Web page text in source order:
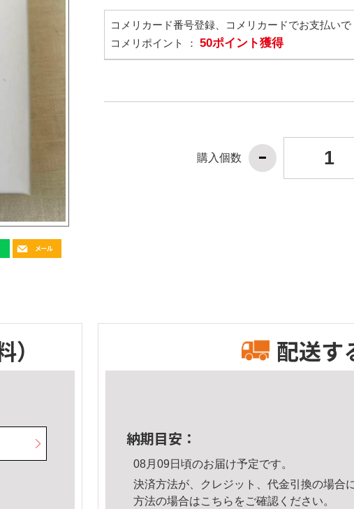
コメリカード番号登録、コメリカードでお支払いで
コメリポイント ： 50ポイント獲得
購入個数
） 配送す
納期目安：
08月09日頃のお届け予定です。
決済方法が、クレジット、代金引換の場合
方法の場合はこちら をご確認ください。